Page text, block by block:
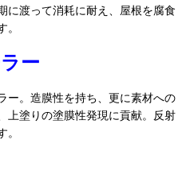
に渡って消耗に耐え、屋根を腐食
ー
ー。造膜性を持ち、更に素材への
上塗りの塗膜性発現に貢献。反射